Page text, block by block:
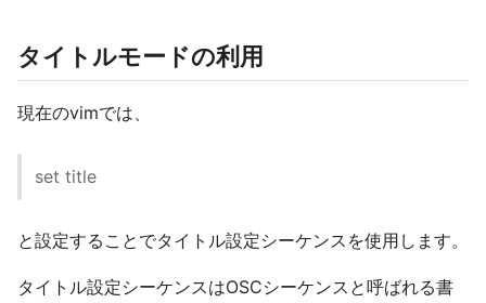
タイトルモードの利用
現在のvimでは、
set title
と設定することでタイトル設定シーケンスを使用します。
タイトル設定シーケンスはOSCシーケンスと呼ばれる書